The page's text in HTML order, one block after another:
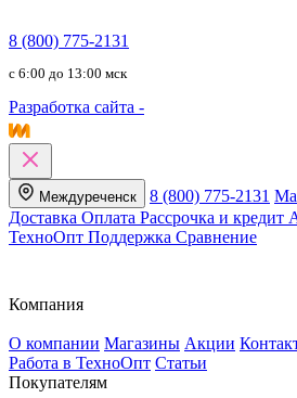
8 (800) 775-2131
c 6:00 до 13:00 мск
Разработка сайта -
Междуреченск 8 (800) 775-2131
Доставка Оплата Рассрочка и кредит
ТехноОпт Поддержка Сравнение
Компания
О компании Магазины Акции
Работа в ТехноОпт Статьи
Покупателям